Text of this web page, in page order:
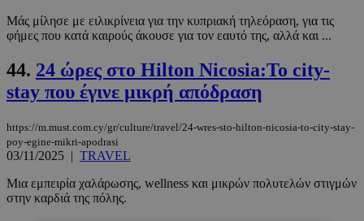
Mάς μίλησε με ειλικρίνεια για την κυπριακή τηλεόραση, για τις
φήμες που κατά καιρούς άκουσε για τον εαυτό της, αλλά και ...
44. 24 ώρες στο Hilton Nicosia:Το city-
stay που έγινε μικρή απόδραση
https://m.must.com.cy/gr/culture/travel/24-wres-sto-hilton-nicosia-to-city-stay-
poy-egine-mikri-apodrasi
03/11/2025 | TRAVEL
Μια εμπειρία χαλάρωσης, wellness και μικρών πολυτελών στιγμών
στην καρδιά της πόλης.